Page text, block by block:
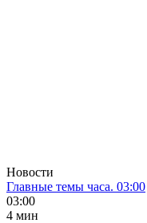
Новости
Главные темы часа. 03:00
03:00
4 мин